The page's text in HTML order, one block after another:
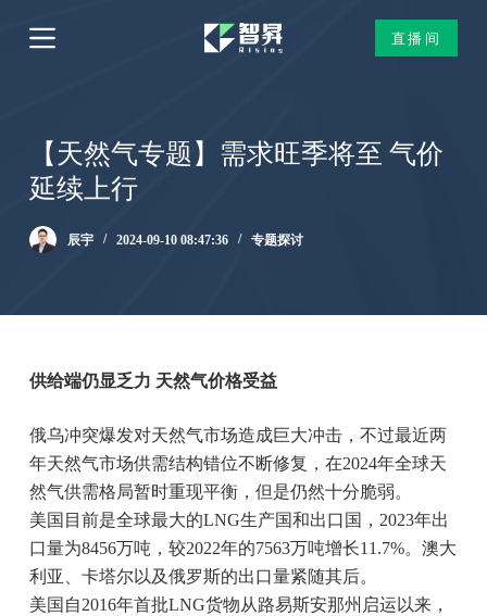
跳
过
直播间
【天然气专题】需求旺季将至 气价
延续上行
辰宇 2024-09-10 08:47:36 专题探讨
供给端仍显乏力 天然气价格受益
俄乌冲突爆发对天然气市场造成巨大冲击，不过最近两
年天然气市场供需结构错位不断修复，在2024年全球天
然气供需格局暂时重现平衡，但是仍然十分脆弱。
美国目前是全球最大的LNG生产国和出口国，2023年出
口量为8456万吨，较2022年的7563万吨增长11.7%。澳大
利亚、卡塔尔以及俄罗斯的出口量紧随其后。
美国自2016年首批LNG货物从路易斯安那州启运以来，